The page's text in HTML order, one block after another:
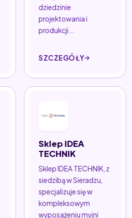
dziedzinie
projektowania i
produkcji...
SZCZEGÓŁY
Sklep IDEA
TECHNIK
Sklep IDEA TECHNIK, z
siedzibą w Sieradzu,
specjalizuje się w
kompleksowym
wyposażeniu myjni